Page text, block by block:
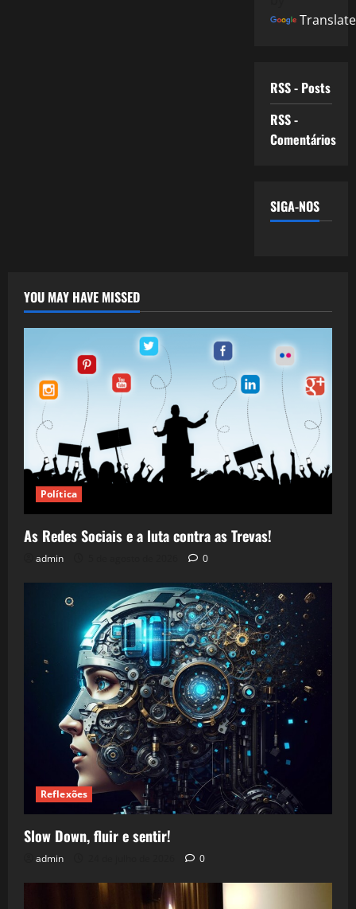
Translate
RSS - Posts
RSS -
Comentários
SIGA-NOS
YOU MAY HAVE MISSED
Política
As Redes Sociais e a luta contra as Trevas!
admin 0
Reflexões
Slow Down, fluir e sentir!
admin 0